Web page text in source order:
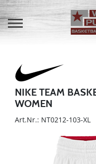
NIKE TEAM
WOMEN
Art.Nr.: NT0212-103-XL